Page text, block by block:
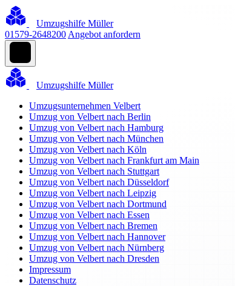
Umzugshilfe Müller
01579-2648200 Angebot anfordern
Umzugshilfe Müller
Umzugsunternehmen Velbert
Umzug von Velbert nach Berlin
Umzug von Velbert nach Hamburg
Umzug von Velbert nach München
Umzug von Velbert nach Köln
Umzug von Velbert nach Frankfurt am Main
Umzug von Velbert nach Stuttgart
Umzug von Velbert nach Düsseldorf
Umzug von Velbert nach Leipzig
Umzug von Velbert nach Dortmund
Umzug von Velbert nach Essen
Umzug von Velbert nach Bremen
Umzug von Velbert nach Hannover
Umzug von Velbert nach Nürnberg
Umzug von Velbert nach Dresden
Impressum
Datenschutz